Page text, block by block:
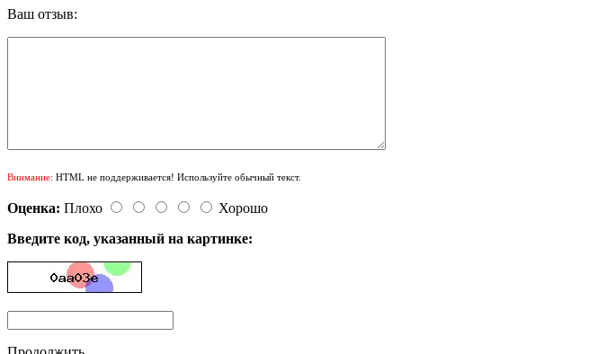
Ваш отзыв:
Внимание: HTML не поддерживается! Используйте обычный текст.
Оценка: Плохо
Хорошо
Введите код, указанный на картинке: